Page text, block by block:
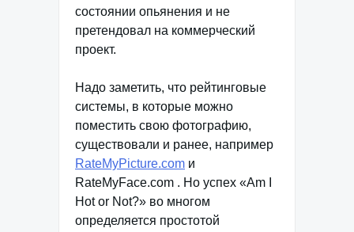
состоянии опьянения и не
претендовал на коммерческий
проект.
Надо заметить, что рейтинговые
системы, в которые можно
поместить свою фотографию,
существовали и ранее, например
RateMyPicture.com и
RateMyFace.com . Но успех «Am I
Hot or Not?» во многом
определяется простотой